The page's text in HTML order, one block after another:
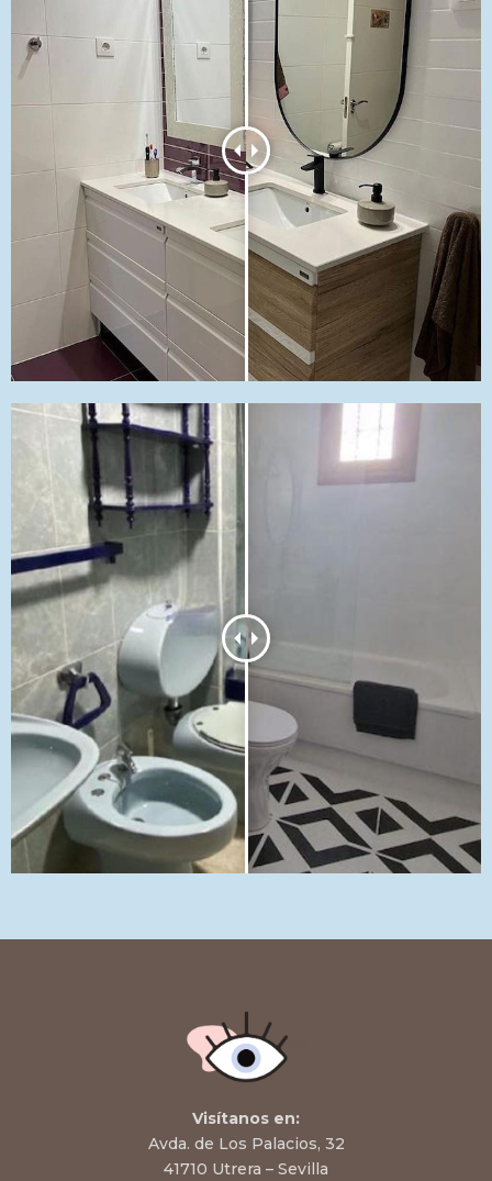
Visítanos en:
Avda. de Los Palacios, 32
41710 Utrera – Sevilla